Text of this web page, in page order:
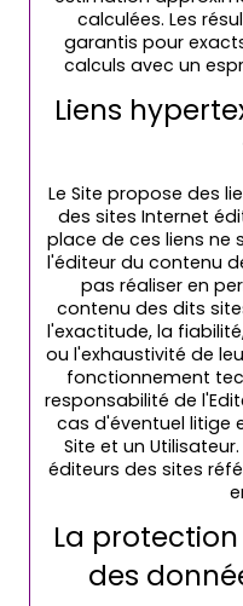
calculées. Les
garantis pour
calculs avec un
Liens
Le Site propose des
des sites Internet
place de ces liens ne
l'éditeur du contenu
pas réaliser en
contenu des dits
l'exactitude, la
ou l'exhaustivité de
fonctionnement
responsabilité de
cas d'éventuel litige
Site et un
éditeurs des sites
La
des